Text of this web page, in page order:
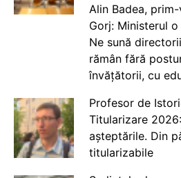
Alin Badea,
Gorj: Ministerul
Ne sună
rămân fără
învățătorii, cu
Profesor de
Titularizare
așteptările. Din
titularizabile